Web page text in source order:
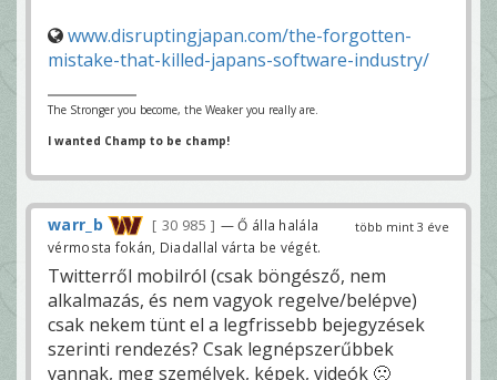
www.disruptingjapan.com/the-forgotten-
mistake-that-killed-japans-software-industry/
The Stronger you become, the Weaker you really are.
I wanted Champ to be champ!
több mint 3 éve
warr_b 30 985
— Ő álla halála
vérmosta fokán, Diadallal várta be végét.
Twitterről mobilról (csak böngésző, nem
alkalmazás, és nem vagyok regelve/belépve)
csak nekem tünt el a legfrissebb bejegyzések
szerinti rendezés? Csak legnépszerűbbek
vannak, meg személyek, képek, videók 🙁